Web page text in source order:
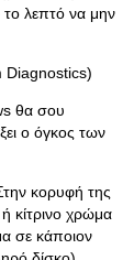
το λεπτό να μην
Diagnostics)
θα σου
ο όγκος των
κορυφή της
κίτρινο χρώμα
σε κάποιον